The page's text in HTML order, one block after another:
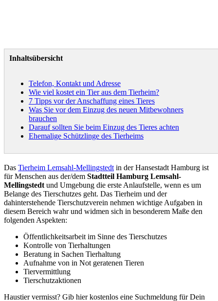
Inhaltsübersicht
Telefon, Kontakt und Adresse
Wie viel kostet ein Tier aus dem Tierheim?
7 Tipps vor der Anschaffung eines Tieres
Was Sie vor dem Einzug des neuen Mitbewohners
brauchen
Darauf sollten Sie beim Einzug des Tieres achten
Ehemalige Schützlinge des Tierheims
Das Tierheim Lemsahl-Mellingstedt in der Hansestadt Hamburg ist
für Menschen aus der/dem Stadtteil Hamburg Lemsahl-
Mellingstedt und Umgebung die erste Anlaufstelle, wenn es um
Belange des Tierschutzes geht. Das Tierheim und der
dahinterstehende Tierschutzverein nehmen wichtige Aufgaben in
diesem Bereich wahr und widmen sich in besonderem Maße den
folgenden Aspekten:
Öffentlichkeitsarbeit im Sinne des Tierschutzes
Kontrolle von Tierhaltungen
Beratung in Sachen Tierhaltung
Aufnahme von in Not geratenen Tieren
Tiervermittlung
Tierschutzaktionen
Haustier vermisst? Gib hier kostenlos eine Suchmeldung für Dein